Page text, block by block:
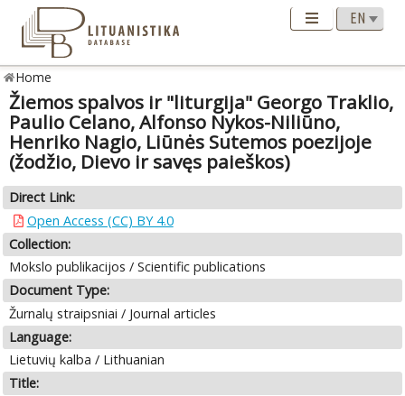
Home
Žiemos spalvos ir "liturgija" Georgo Traklio,
Paulio Celano, Alfonso Nykos-Niliūno,
Henriko Nagio, Liūnės Sutemos poezijoje
(žodžio, Dievo ir savęs paieškos)
Direct Link:
Open Access (CC) BY 4.0
Collection:
Mokslo publikacijos / Scientific publications
Document Type:
Žurnalų straipsniai / Journal articles
Language:
Lietuvių kalba / Lithuanian
Title: